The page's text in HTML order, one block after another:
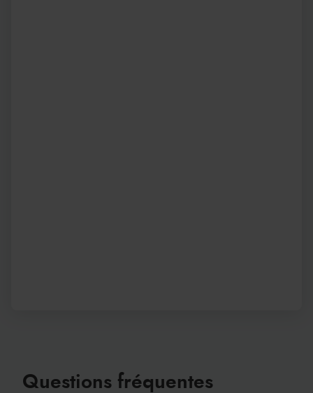
Questions fréquentes